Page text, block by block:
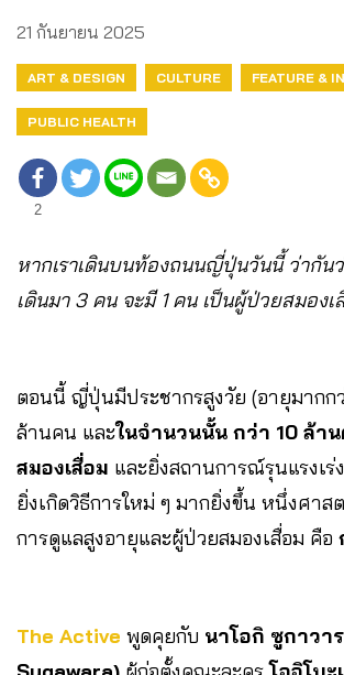
21 กันยายน 2025
ART & DESIGN CULTURE FEATURE &
PUBLIC HEALTH
2
หากเราเดินบนท้องถนนญี่ปุ่นวันนี้ ว่ากัน
เดินมา 3 คน จะมี 1 คน เป็นผู้ป่วยสมองเ
ตอนนี้ ญี่ปุ่นมีประชากรสูงวัย (อายุมากก
ล้านคน และในจำนวนนั้น กว่า 10 ล้า
สมองเสื่อม และยิ่งสถานการณ์รุนแรงเร่
ยิ่งเกิดวิธีการใหม่ ๆ มากยิ่งขึ้น หนึ่งศาส
การดูแลสูงอายุและผู้ป่วยสมองเสื่อม คือ
The Active พูดคุยกับ นาโอกิ ซูกาวา